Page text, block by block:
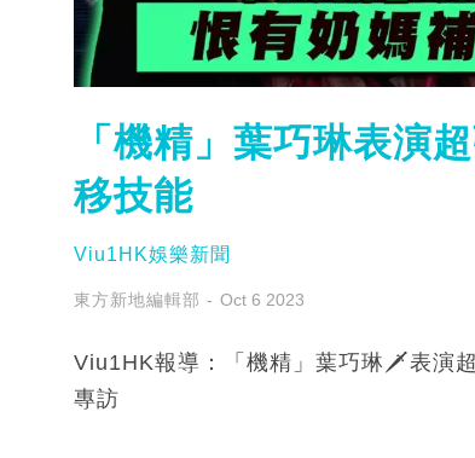
「機精」葉巧琳️表演
移技能
Viu1HK娛樂新聞
東方新地編輯部 Oct 6 2023
Viu1HK報導：「機精」葉巧琳🗡️表演
專訪